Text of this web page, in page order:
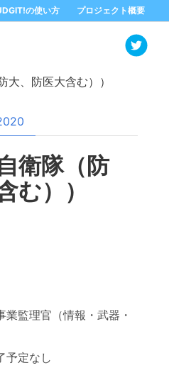
の使い方 プロジェクト概要
大、防医大含む））
衛隊（防
む））
業監理官（情報・武器・
予定なし